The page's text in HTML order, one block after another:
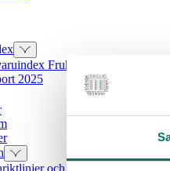
Frukt och Grönt
2025
och överenskommelser